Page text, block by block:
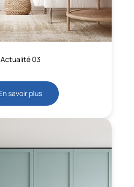
Actualité 03
savoir plus